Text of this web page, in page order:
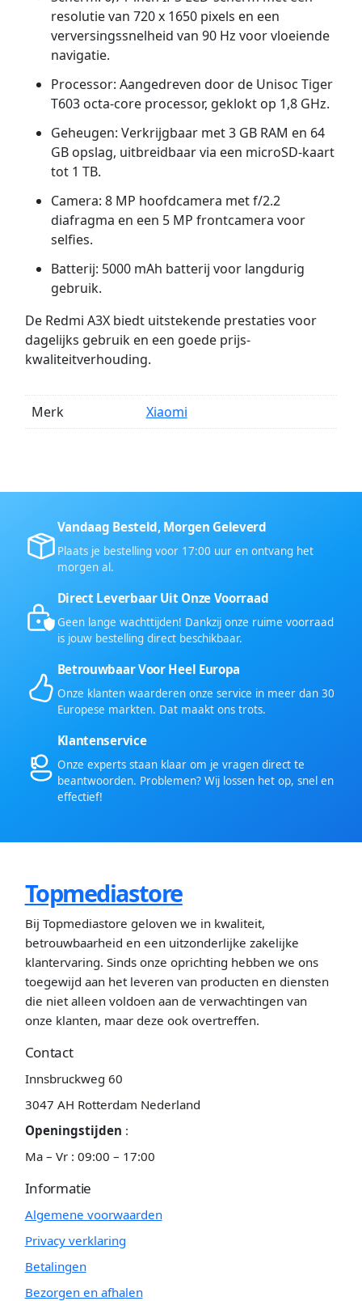
resolutie van 720 x 1650 pixels en een
verversingssnelheid van 90 Hz voor vloeiende
navigatie.
Processor: Aangedreven door de Unisoc Tiger
T603 octa-core processor, geklokt op 1,8 GHz.
Geheugen: Verkrijgbaar met 3 GB RAM en 64
GB opslag, uitbreidbaar via een microSD-kaart
tot 1 TB.
Camera: 8 MP hoofdcamera met f/2.2
diafragma en een 5 MP frontcamera voor
selfies.
Batterij: 5000 mAh batterij voor langdurig
gebruik.
De Redmi A3X biedt uitstekende prestaties voor
dagelijks gebruik en een goede prijs-
kwaliteitverhouding.
Merk Xiaomi
Vandaag Besteld, Morgen Geleverd
Plaats je bestelling voor 17:00 uur en ontvang het
morgen al.
Direct Leverbaar Uit Onze Voorraad
Geen lange wachttijden! Dankzij onze ruime voorraad
is jouw bestelling direct beschikbaar.
Betrouwbaar Voor Heel Europa
Onze klanten waarderen onze service in meer dan 30
Europese markten. Dat maakt ons trots.
Klantenservice
Onze experts staan klaar om je vragen direct te
beantwoorden. Problemen? Wij lossen het op, snel en
effectief!
Topmediastore
Bij Topmediastore geloven we in kwaliteit,
betrouwbaarheid en een uitzonderlijke zakelijke
klantervaring. Sinds onze oprichting hebben we ons
toegewijd aan het leveren van producten en diensten
die niet alleen voldoen aan de verwachtingen van
onze klanten, maar deze ook overtreffen.
Contact
Innsbruckweg 60
3047 AH Rotterdam Nederland
Openingstijden :
Ma – Vr : 09:00 – 17:00
Informatie
Algemene voorwaarden
Privacy verklaring
Betalingen
Bezorgen en afhalen